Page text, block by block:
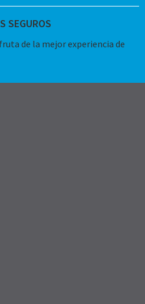
SEGUROS
de la mejor experiencia de